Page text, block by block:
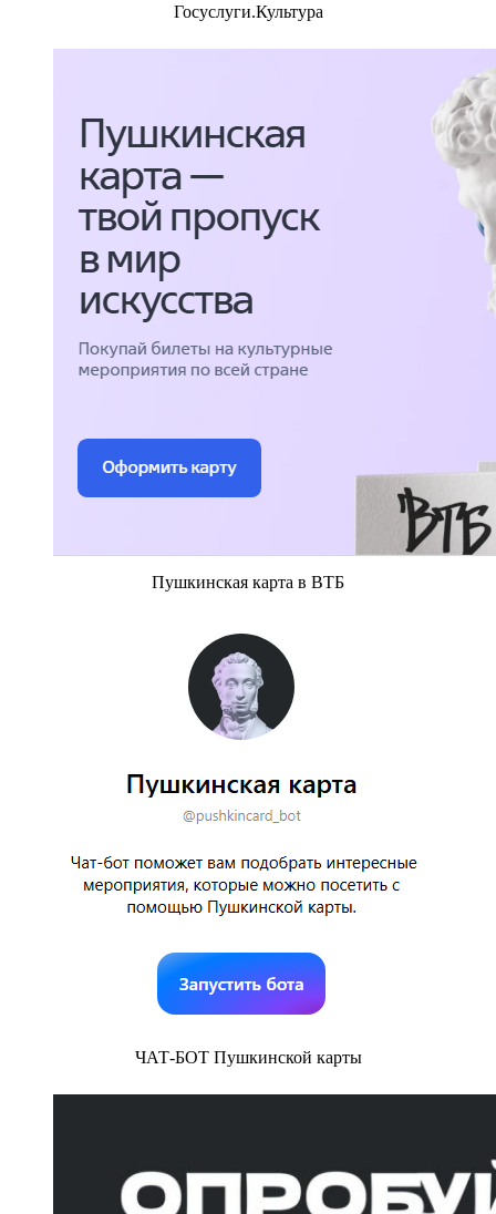
Госуслуги.Культура
Пушкинская карта в ВТБ
ЧАТ-БОТ Пушкинской карты